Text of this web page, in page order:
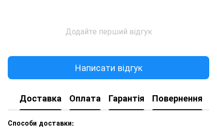
Додайте перший відгук
Написати відгук
Доставка Оплата Гарантія Повернення
Способи доставки: